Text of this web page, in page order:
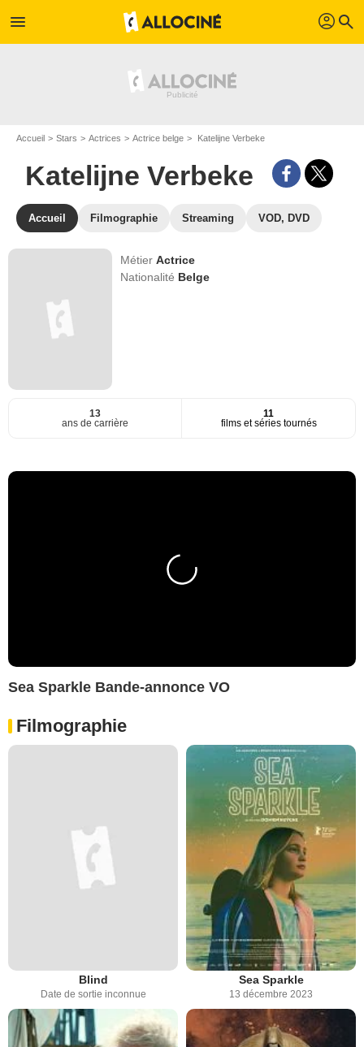
menu profil search
Accueil Stars Actrices Actrice belge Katelijne Verbeke
Katelijne Verbeke
Accueil Filmographie Streaming VOD, DVD
MétierActrice
Nationalité Belge
13
ans de carrière
11
films et séries tournés
Sea Sparkle Bande-annonce VO
Filmographie
Blind
Date de sortie inconnue
Sea Sparkle
13 décembre 2023